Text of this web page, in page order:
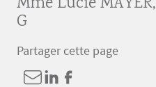
G
Partager cette page